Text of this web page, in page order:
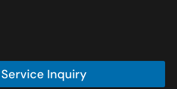
Service Inquiry